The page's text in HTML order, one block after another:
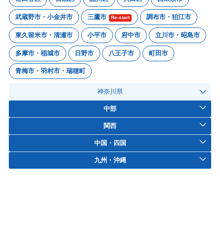
武蔵野市・小金井市 三鷹市 Re-start 調布市・狛江市
東久留米市・清瀬市 小平市 府中市 立川市・昭島市
多摩市・稲城市 日野市 八王子市 町田市
青梅市・羽村市・瑞穂町
神奈川県
中部
関西
中国・四国
九州・沖縄